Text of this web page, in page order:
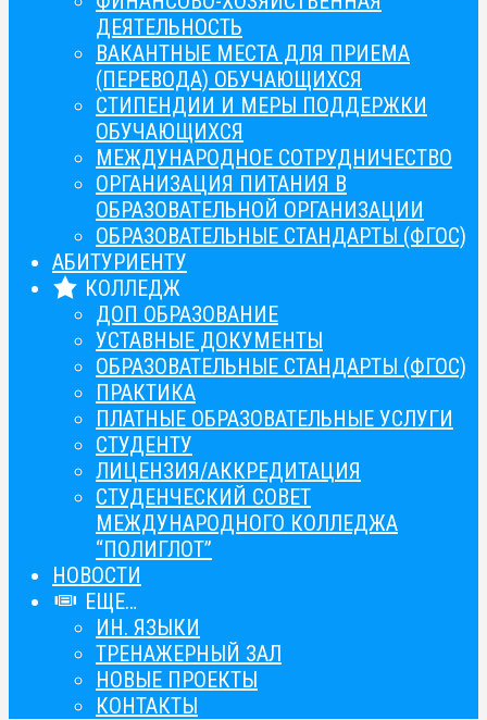
ДЕЯТЕЛЬНОСТЬ
ВАКАНТНЫЕ МЕСТА ДЛЯ ПРИЕМА
(ПЕРЕВОДА) ОБУЧАЮЩИХСЯ
СТИПЕНДИИ И МЕРЫ ПОДДЕРЖКИ
ОБУЧАЮЩИХСЯ
МЕЖДУНАРОДНОЕ СОТРУДНИЧЕСТВО
ОРГАНИЗАЦИЯ ПИТАНИЯ В
ОБРАЗОВАТЕЛЬНОЙ ОРГАНИЗАЦИИ
ОБРАЗОВАТЕЛЬНЫЕ СТАНДАРТЫ (ФГОС)
АБИТУРИЕНТУ
КОЛЛЕДЖ
ДОП ОБРАЗОВАНИЕ
УСТАВНЫЕ ДОКУМЕНТЫ
ОБРАЗОВАТЕЛЬНЫЕ СТАНДАРТЫ (ФГОС)
ПРАКТИКА
ПЛАТНЫЕ ОБРАЗОВАТЕЛЬНЫЕ УСЛУГИ
СТУДЕНТУ
ЛИЦЕНЗИЯ/АККРЕДИТАЦИЯ
СТУДЕНЧЕСКИЙ СОВЕТ
МЕЖДУНАРОДНОГО КОЛЛЕДЖА
“ПОЛИГЛОТ”
НОВОСТИ
ЕЩЕ…
ИН. ЯЗЫКИ
ТРЕНАЖЕРНЫЙ ЗАЛ
НОВЫЕ ПРОЕКТЫ
КОНТАКТЫ